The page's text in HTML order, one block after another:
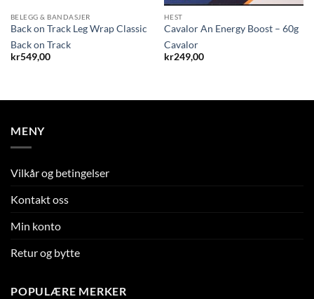
BELEGG & BANDASJER
Back on Track Leg Wrap Classic
Back on Track
kr549,00
HEST
Cavalor An Energy Boost – 60g
Cavalor
kr249,00
MENY
Vilkår og betingelser
Kontakt oss
Min konto
Retur og bytte
POPULÆRE MERKER